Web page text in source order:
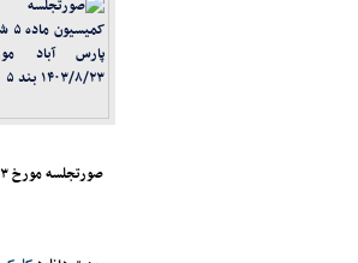
صورتجلسه مورخ ۱۴۰۳/۸/۲۳ کمیسیون ماده ۵ پارس آباد بند ۵